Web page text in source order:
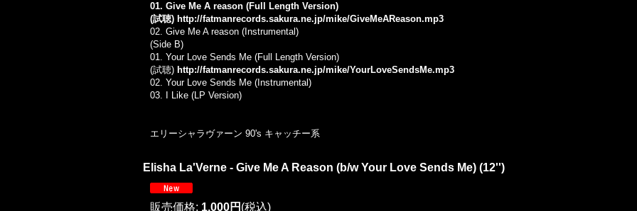
01. Give Me A reason (Full Length Version)
(試聴) http://fatmanrecords.sakura.ne.jp/mike/GiveMeAReason.mp3
02. Give Me A reason (Instrumental)
(Side B)
01. Your Love Sends Me (Full Length Version)
(試聴) http://fatmanrecords.sakura.ne.jp/mike/YourLoveSendsMe.mp3
02. Your Love Sends Me (Instrumental)
03. I Like (LP Version)
エリーシャラヴァーン 90's キャッチー系
Elisha La'Verne - Give Me A Reason (b/w Your Love Sends Me) (12'')
販売価格: 1,000円 (税込)